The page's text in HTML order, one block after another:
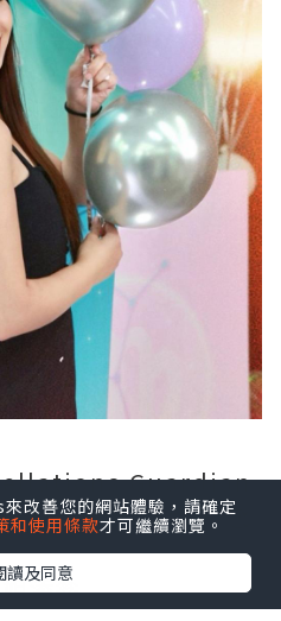
Guardian
Event了解下 🥰
添🫶
改善您的網站體驗，請確定
和使用條款才可繼續瀏覽。
讀及同意